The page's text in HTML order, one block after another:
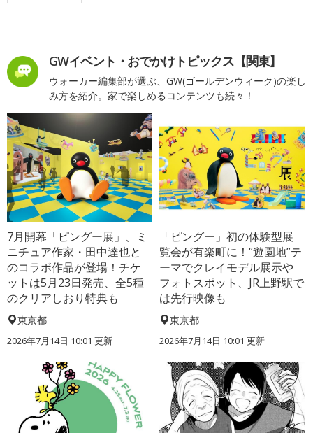
GWイベント・おでかけトピックス【関東】
ウォーカー編集部が選ぶ、GW(ゴールデンウィーク)の楽し
み方を紹介。家で楽しめるコンテンツも続々！
7月開幕「ピングー展」、ミ
ニチュア作家・田中達也と
のコラボ作品が登場！チケ
ットは5月23日発売、全5種
のクリアしおり特典も
東京都
2026年7月14日 10:01 更新
「ピングー」初の体験型展
覧会が有楽町に！“遊園地”テ
ーマでクレイモデル展示や
フォトスポット、JR上野駅で
は先行映像も
東京都
2026年7月14日 10:01 更新